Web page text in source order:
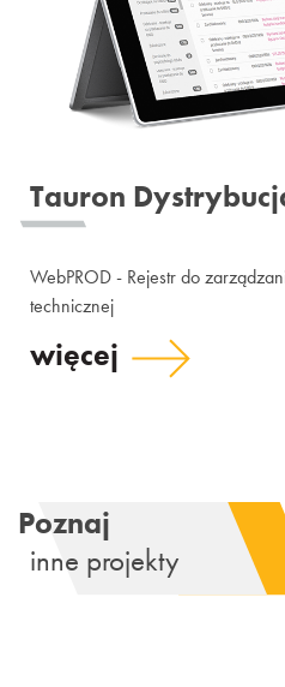
Tauron
WebPROD - Rejestr do
technicznej
więcej
Poznaj
inne projekty